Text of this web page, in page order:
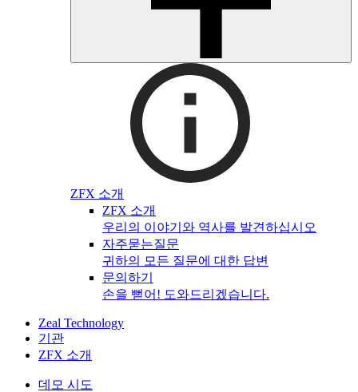
ZFX 소개
ZFX 소개
우리의 이야기와 역사를 발견하십시오
자주묻는질문
귀하의 모든 질문에 대한 답변
문의하기
손을 뻗어! 도와드리겠습니다.
Zeal Technology
기관
ZFX 소개
데모 시도